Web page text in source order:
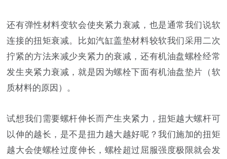
还有弹性材料变软会使夹紧力衰减，也是通常我们说软
连接的扭矩衰减。比如汽缸盖垫材料较软我们采用二次
拧紧的方法来减少夹紧力的衰减，还有机油盘螺栓经常
发生夹紧力衰减，就是因为螺栓下面有机油盘垫片（软
质材料的原因）。
试想我们需要螺杆伸长而产生夹紧力，扭矩越大螺杆可
以伸的越长，是不是扭力越大越好呢？我们施加的扭矩
越大会使螺栓过度伸长，螺栓超过屈服强度极限就会发